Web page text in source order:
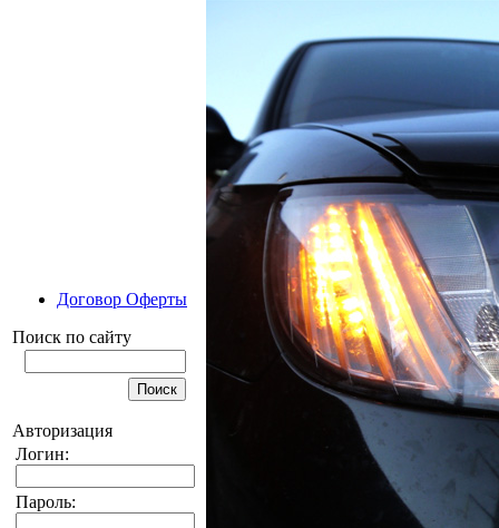
Договор Оферты
Поиск по сайту
Авторизация
Логин:
Пароль: